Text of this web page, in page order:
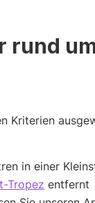
rund
Kriterien
in einer
Tropez entfernt